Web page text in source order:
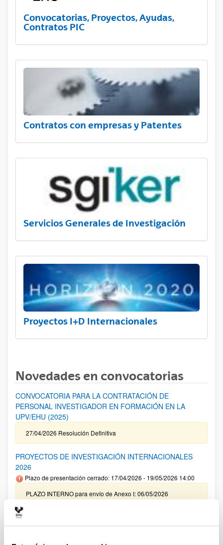
Convocatorias, Proyectos, Ayudas,
Contratos PIC
Contratos con empresas y Patentes
Servicios Generales de Investigación
Proyectos I+D Internacionales
Novedades en convocatorias
CONVOCATORIA PARA LA CONTRATACIÓN DE
PERSONAL INVESTIGADOR EN FORMACIÓN EN LA
UPV/EHU (2025)
27/04/2026 Resolución Definitiva
PROYECTOS DE INVESTIGACIÓN INTERNACIONALES
2026
Plazo de presentación cerrado: 17/04/2026 - 19/05/2026 14:00
PLAZO INTERNO para envío de Anexo I: 06/05/2026
(inclusive) / PLAZO INTERNO para solicitar Autorización
14/05/2026